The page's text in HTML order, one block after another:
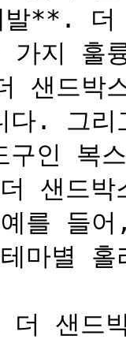
**. 더
지 훌
샌드박
다. 그
구인
샌드박
를 들
마별
샌드